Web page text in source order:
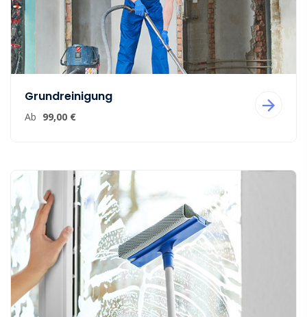
Grundreinigung
Ab 99,00 €